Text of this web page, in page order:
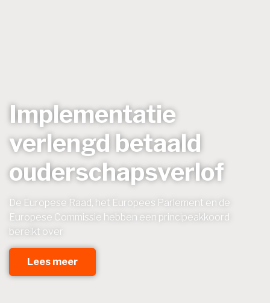
Implementatie
verlengd betaald
ouderschapsverlof
De Europese Raad, het Europees Parlement en de
Europese Commissie hebben een principeakkoord
bereikt over
Lees meer